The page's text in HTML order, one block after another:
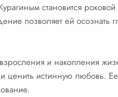
становится
позволяет ей осознать
и накопления
ценить истинную любовь.